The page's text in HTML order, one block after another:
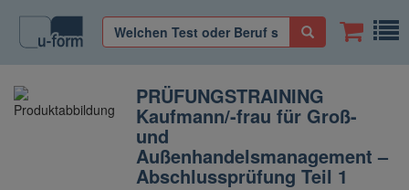
PRÜFUNGSTRAINING
Kaufmann/-frau für Groß-
und
Außenhandelsmanagement –
Abschlussprüfung Teil 1